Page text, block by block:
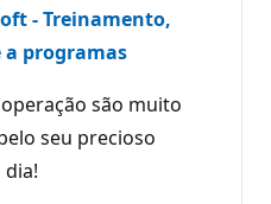
- Treinamento,
programas
são muito
seu precioso